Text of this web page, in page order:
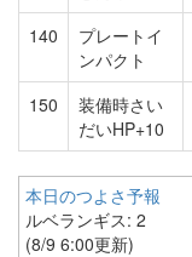
140
プレートイ
ンパクト
150
装備時さい
だいHP+10
本日のつよさ予報
ルベランギス: 2
(8/9 6:00更新)